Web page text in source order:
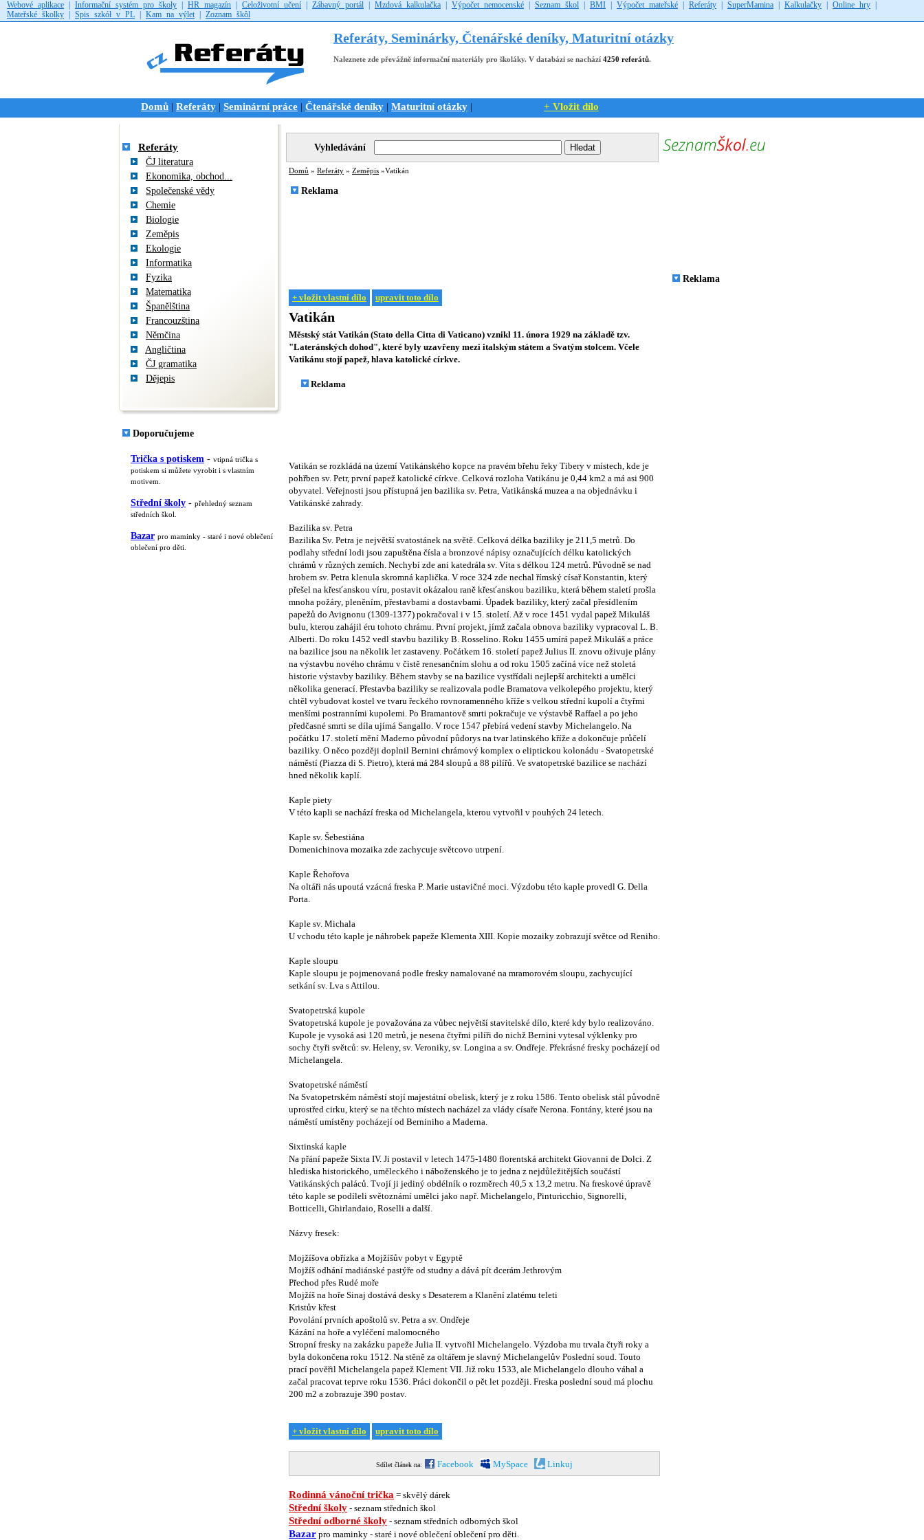
Webové aplikace Informační systém pro školy HR magazín Celoživotní učení Zábavný portál Mzdová kalkulačka Výpočet nemocenské Seznam škol BMI Výpočet mateřské Referáty SuperMamina Kalkulačky Online hry
Mateřské školky
Spis szkół v PL Kam na výlet| Zoznam škôl
Referáty, Seminárky, Čtenářské deníky, Maturitní otázky
Naleznete zde převážně informační materiály pro školáky. V databázi se nachází 4250 referátů.
Domů Referáty Seminární práce Čtenářské deníky Maturitní otázky + Vložit dílo
Referáty
ČJ literatura
Ekonomika, obchod...
Společenské vědy
Chemie
Biologie
Zeměpis
Ekologie
Informatika
Fyzika
Matematika
Španělština
Francouzština
Němčina
Angličtina
ČJ gramatika
Dějepis
Doporučujeme
Trička s potiskem - vtipná trička s
potiskem si můžete vyrobit i s vlastním
motivem.
Střední školy - přehledný seznam
středních škol.
Bazar pro maminky - staré i nové oblečení
oblečení pro děti.
Vyhledávání
Domů » Referáty » Zeměpis »Vatikán
Reklama
+ vložit vlastní dílo upravit toto dílo
Vatikán
Městský stát Vatikán (Stato della Citta di Vaticano) vznikl 11. února 1929 na základě tzv.
"Lateránských dohod", které byly uzavřeny mezi italským státem a Svatým stolcem. Včele
Vatikánu stojí papež, hlava katolické církve.
Reklama
Vatikán se rozkládá na území Vatikánského kopce na pravém břehu řeky Tibery v místech, kde je
pohřben sv. Petr, první papež katolické církve. Celková rozloha Vatikánu je 0,44 km2 a má asi 900
obyvatel. Veřejnosti jsou přístupná jen bazilika sv. Petra, Vatikánská muzea a na objednávku i
Vatikánské zahrady.
Bazilika sv. Petra
Bazilika Sv. Petra je největší svatostánek na světě. Celková délka baziliky je 211,5 metrů. Do
podlahy střední lodi jsou zapuštěna čísla a bronzové nápisy označujících délku katolických
chrámů v různých zemích. Nechybí zde ani katedrála sv. Víta s délkou 124 metrů. Původně se nad
hrobem sv. Petra klenula skromná kaplička. V roce 324 zde nechal římský císař Konstantin, který
přešel na křesťanskou víru, postavit okázalou raně křesťanskou baziliku, která během staletí prošla
mnoha požáry, pleněním, přestavbami a dostavbami. Úpadek baziliky, který začal přesídlením
papežů do Avignonu (1309-1377) pokračoval i v 15. století. Až v roce 1451 vydal papež Mikuláš
bulu, kterou zahájil éru tohoto chrámu. První projekt, jímž začala obnova baziliky vypracoval L. B.
Alberti. Do roku 1452 vedl stavbu baziliky B. Rosselino. Roku 1455 umírá papež Mikuláš a práce
na bazilice jsou na několik let zastaveny. Počátkem 16. století papež Julius II. znovu oživuje plány
na výstavbu nového chrámu v čistě renesančním slohu a od roku 1505 začíná více než stoletá
historie výstavby baziliky. Během stavby se na bazilice vystřídali nejlepší architekti a umělci
několika generací. Přestavba baziliky se realizovala podle Bramatova velkolepého projektu, který
chtěl vybudovat kostel ve tvaru řeckého rovnoramenného kříže s velkou střední kupolí a čtyřmi
menšími postranními kupolemi. Po Bramantově smrti pokračuje ve výstavbě Raffael a po jeho
předčasné smrti se díla ujímá Sangallo. V roce 1547 přebírá vedení stavby Michelangelo. Na
počátku 17. století mění Maderno původní půdorys na tvar latinského kříže a dokončuje průčelí
baziliky. O něco později doplnil Bernini chrámový komplex o eliptickou kolonádu - Svatopetrské
náměstí (Piazza di S. Pietro), která má 284 sloupů a 88 pilířů. Ve svatopetrské bazilice se nachází
hned několik kaplí.
Kaple piety
V této kapli se nachází freska od Michelangela, kterou vytvořil v pouhých 24 letech.
Kaple sv. Šebestiána
Domenichinova mozaika zde zachycuje světcovo utrpení.
Kaple Řehořova
Na oltáři nás upoutá vzácná freska P. Marie ustavičné moci. Výzdobu této kaple provedl G. Della
Porta.
Kaple sv. Michala
U vchodu této kaple je náhrobek papeže Klementa XIII. Kopie mozaiky zobrazují světce od Reniho.
Kaple sloupu
Kaple sloupu je pojmenovaná podle fresky namalované na mramorovém sloupu, zachycující
setkání sv. Lva s Attilou.
Svatopetrská kupole
Svatopetrská kupole je považována za vůbec největší stavitelské dílo, které kdy bylo realizováno.
Kupole je vysoká asi 120 metrů, je nesena čtyřmi pilíři do nichž Bernini vytesal výklenky pro
sochy čtyři světců: sv. Heleny, sv. Veroniky, sv. Longina a sv. Ondřeje. Překrásné fresky pocházejí od
Michelangela.
Svatopetrské náměstí
Na Svatopetrském náměstí stojí majestátní obelisk, který je z roku 1586. Tento obelisk stál původně
uprostřed cirku, který se na těchto místech nacházel za vlády císaře Nerona. Fontány, které jsou na
náměstí umístěny pocházejí od Berniniho a Maderna.
Sixtinská kaple
Na přání papeže Sixta IV. Ji postavil v letech 1475-1480 florentská architekt Giovanni de Dolci. Z
hlediska historického, uměleckého i náboženského je to jedna z nejdůležitějších součástí
Vatikánských paláců. Tvojí ji jediný obdélník o rozměrech 40,5 x 13,2 metru. Na freskové úpravě
této kaple se podíleli světoznámí umělci jako např. Michelangelo, Pinturicchio, Signorelli,
Botticelli, Ghirlandaio, Roselli a další.
Názvy fresek:
Mojžíšova obřízka a Mojžíšův pobyt v Egyptě
Mojžíš odhání madiánské pastýře od studny a dává pít dcerám Jethrovým
Přechod přes Rudé moře
Mojžíš na hoře Sinaj dostává desky s Desaterem a Klanění zlatému teleti
Kristův křest
Povolání prvních apoštolů sv. Petra a sv. Ondřeje
Kázání na hoře a vyléčení malomocného
Stropní fresky na zakázku papeže Julia II. vytvořil Michelangelo. Výzdoba mu trvala čtyři roky a
byla dokončena roku 1512. Na stěně za oltářem je slavný Michelangelův Poslední soud. Touto
prací pověřil Michelangela papež Klement VII. Již roku 1533, ale Michelangelo dlouho váhal a
začal pracovat teprve roku 1536. Práci dokončil o pět let později. Freska poslední soud má plochu
200 m2 a zobrazuje 390 postav.
+ vložit vlastní dílo upravit toto dílo
Sdílet článek na: Facebook MySpace Linkuj
Rodinná vánoční trička = skvělý dárek
Střední školy - seznam středních škol
Střední odborné školy - seznam středních odborných škol
Bazar pro maminky - staré i nové oblečení oblečení pro děti.
Reklama